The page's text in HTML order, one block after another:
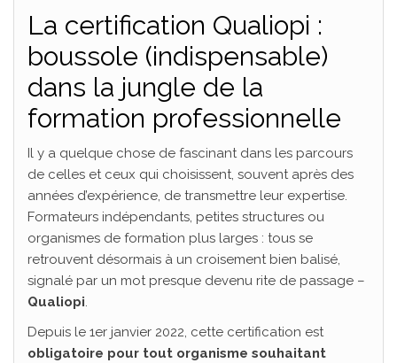
La certification Qualiopi :
boussole (indispensable)
dans la jungle de la
formation professionnelle
Il y a quelque chose de fascinant dans les parcours
de celles et ceux qui choisissent, souvent après des
années d’expérience, de transmettre leur expertise.
Formateurs indépendants, petites structures ou
organismes de formation plus larges : tous se
retrouvent désormais à un croisement bien balisé,
signalé par un mot presque devenu rite de passage –
Qualiopi.
Depuis le 1er janvier 2022, cette certification est
obligatoire pour tout organisme souhaitant